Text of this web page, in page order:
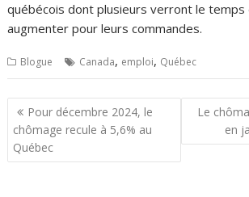
québécois dont plusieurs verront le temps
augmenter pour leurs commandes.
Blogue Canada, emploi, Québec
Navigation
de
l’article
Pour décembre 2024, le
chômage recule à 5,6% au
Québec
Le
en